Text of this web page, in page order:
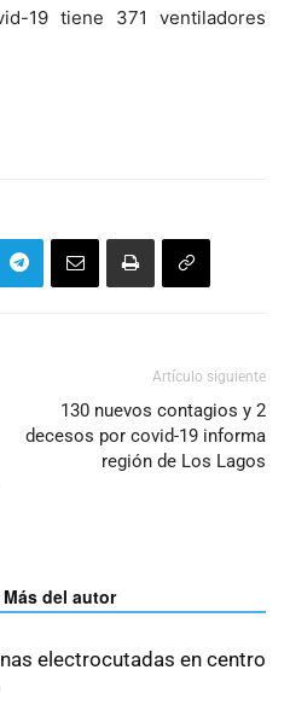
19 tiene 371 ventiladores
Artículo siguiente
130 nuevos contagios y 2
decesos por covid-19 informa
región de Los Lagos
Más del autor
electrocutadas en centro